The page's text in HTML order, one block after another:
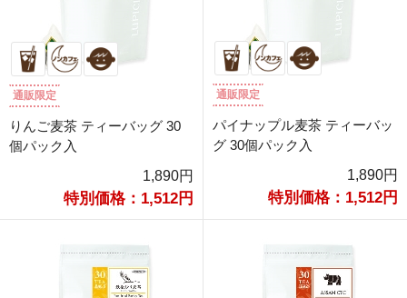
通販限定
りんご麦茶 ティーバッグ 30
個パック入
1,890円
特別価格：1,512円
通販限定
パイナップル麦茶 ティーバッ
グ 30個パック入
1,890円
特別価格：1,512円